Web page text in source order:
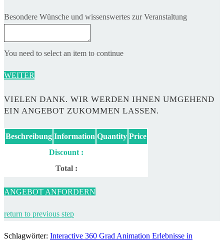
Besondere Wünsche und wissenswertes zur Veranstaltung
You need to select an item to continue
WEITER
VIELEN DANK. WIR WERDEN IHNEN UMGEHEND
EIN ANGEBOT ZUKOMMEN LASSEN.
Beschreibung Information Quantity Price
Discount :
Total :
ANGEBOT ANFORDERN
return to previous step
Schlagwörter: Interactive 360 Grad Animation Erlebnisse in